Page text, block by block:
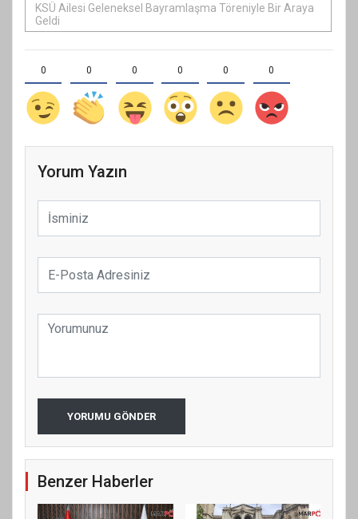
KSÜ Ailesi Geleneksel Bayramlaşma Töreniyle Bir Araya
Geldi
0 0 0 0 0 0
Yorum Yazın
YORUMU GÖNDER
Benzer Haberler